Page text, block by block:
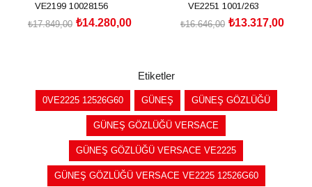
VE2199 10028156
₺14.280,00
₺17.849,00
VE2251 1001/263
₺13.317,00
₺16.646,00
Etiketler
0VE2225 12526G60 GÜNEŞ GÜNEŞ GÖZLÜĞÜ
GÜNEŞ GÖZLÜĞÜ VERSACE
GÜNEŞ GÖZLÜĞÜ VERSACE VE2225
GÜNEŞ GÖZLÜĞÜ VERSACE VE2225 12526G60